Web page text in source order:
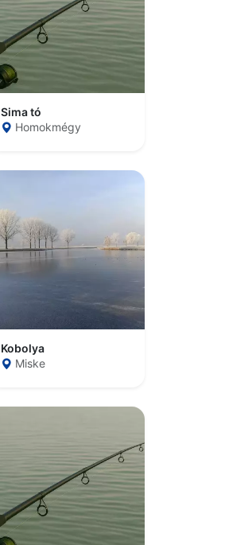
Sima tó
Homokmégy
Kobolya
Miske